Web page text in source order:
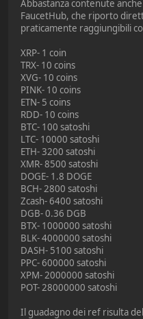
Abbastanza contenute
FaucetHub, che riporto
praticamente raggiungibili
XRP- 1 coin
TRX- 10 coins
XVG- 10 coins
PINK- 10 coins
ETN- 5 coins
RDD- 10 coins
BTC- 100 satoshi
LTC- 10000 satoshi
ETH- 3200 satoshi
XMR- 8500 satoshi
DOGE- 1.8 DOGE
BCH- 2800 satoshi
Zcash- 6400 satoshi
DGB- 0.36 DGB
BTX- 1000000 satoshi
BLK- 4000000 satoshi
DASH- 5100 satoshi
PPC- 600000 satoshi
XPM- 2000000 satoshi
POT- 28000000 satoshi
Il guadagno dei ref risulta